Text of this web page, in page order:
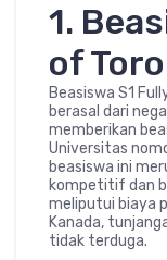
1.
of
Beasiswa S1
berasal dari
memberikan
Universitas
beasiswa ini
kompetitif dan
meliputui biaya
Kanada,
tidak terduga.